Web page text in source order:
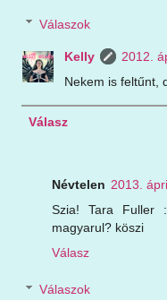
Válaszok
Kelly
2012.
Nekem is feltűnt,
Válasz
Névtelen 2013.
Szia! Tara Fuller
magyarul? köszi
Válasz
Válaszok